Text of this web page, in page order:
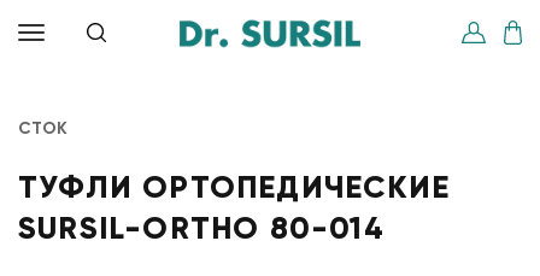
СТОК
ТУФЛИ ОРТОПЕДИЧЕСКИЕ
SURSIL-ORTHO 80-014